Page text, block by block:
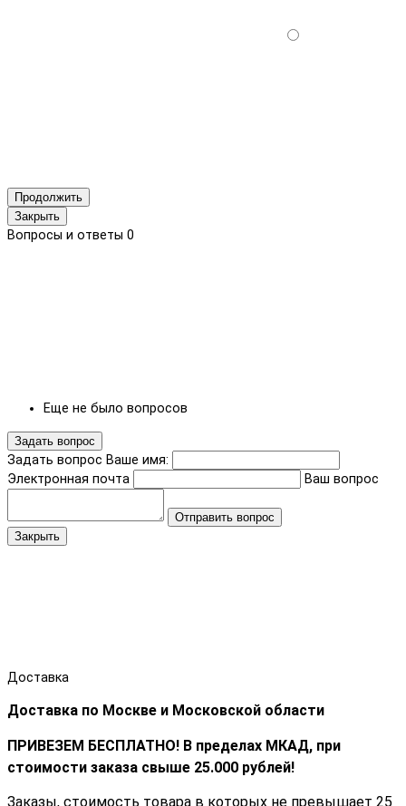
Продолжить
Закрыть
Вопросы и ответы 0
Еще не было вопросов
Задать вопрос
Задать вопрос Ваше имя:
Электронная почта
Ваш вопрос
Отправить вопрос
Закрыть
Доставка
Доставка по Москве и Московской области
ПРИВЕЗЕМ БЕСПЛАТНО! В пределах МКАД, при
стоимости заказа cвыше 25.000 рублей!
Заказы, стоимость товара в которых не превышает 25